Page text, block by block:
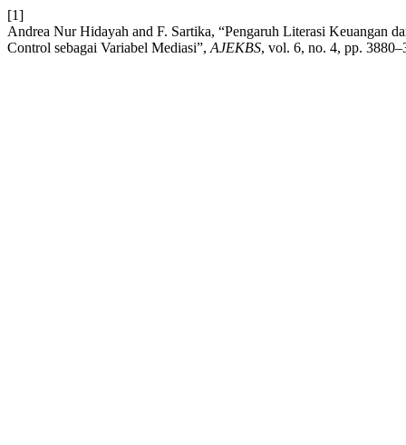
[1]
Andrea Nur Hidayah and F. Sartika, “Pengaruh Literasi Keuangan
Control sebagai Variabel Mediasi”, AJEKBS, vol. 6, no. 4, pp.